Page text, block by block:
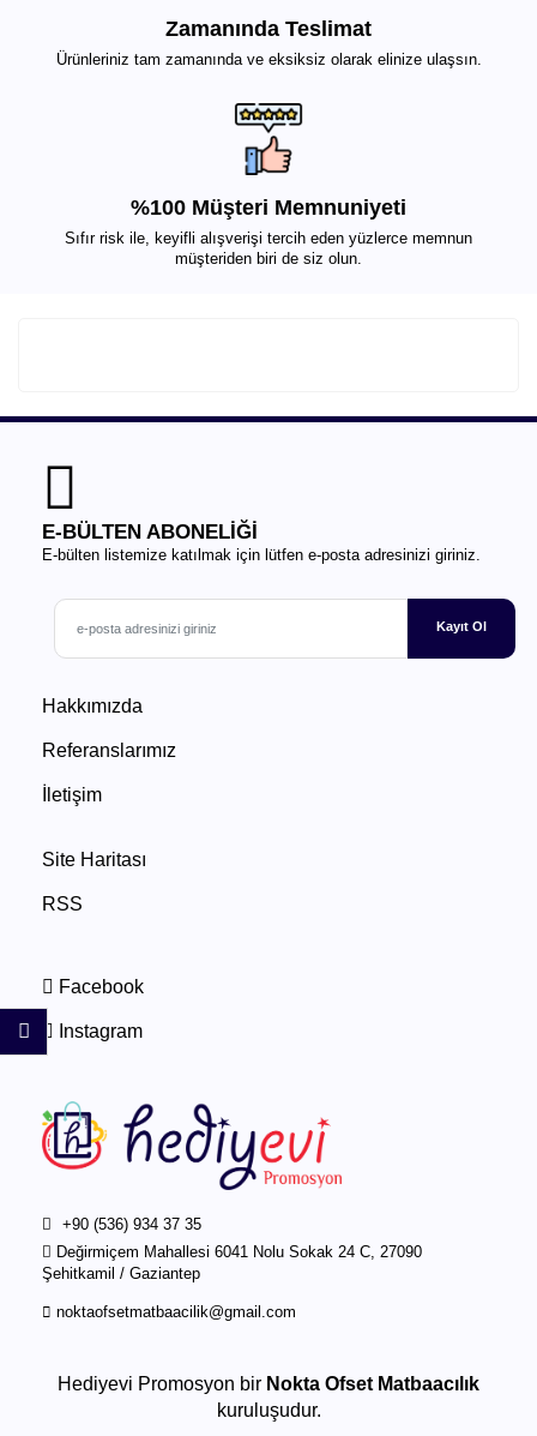
Zamanında Teslimat
Ürünleriniz tam zamanında ve eksiksiz olarak elinize ulaşsın.
%100 Müşteri Memnuniyeti
Sıfır risk ile, keyifli alışverişi tercih eden yüzlerce memnun
müşteriden biri de siz olun.
E-BÜLTEN ABONELİĞİ
E-bülten listemize katılmak için lütfen e-posta adresinizi giriniz.
Kayıt Ol
Hakkımızda
Referanslarımız
İletişim
Site Haritası
RSS
Facebook
Instagram
+90 (536) 934 37 35
Değirmiçem Mahallesi 6041 Nolu Sokak 24 C, 27090
Şehitkamil / Gaziantep
noktaofsetmatbaacilik@gmail.com
Hediyevi Promosyon bir Nokta Ofset Matbaacılık
kuruluşudur.